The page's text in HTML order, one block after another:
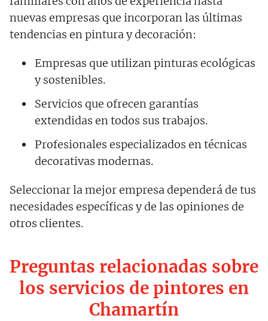
nuevas empresas que incorporan las últimas
tendencias en pintura y decoración:
Empresas que utilizan pinturas ecológicas
y sostenibles.
Servicios que ofrecen garantías
extendidas en todos sus trabajos.
Profesionales especializados en técnicas
decorativas modernas.
Seleccionar la mejor empresa dependerá de tus
necesidades específicas y de las opiniones de
otros clientes.
Preguntas relacionadas sobre
los servicios de pintores en
Chamartín